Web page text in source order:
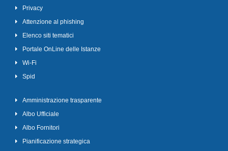
Privacy
Attenzione al phishing
Elenco siti tematici
Portale OnLine delle Istanze
Wi-Fi
Spid
Amministrazione trasparente
Albo Ufficiale
Albo Fornitori
Pianificazione strategica